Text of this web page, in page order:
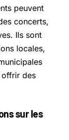
peuvent
concerts,
Ils sont
locales,
offrir des
sur les